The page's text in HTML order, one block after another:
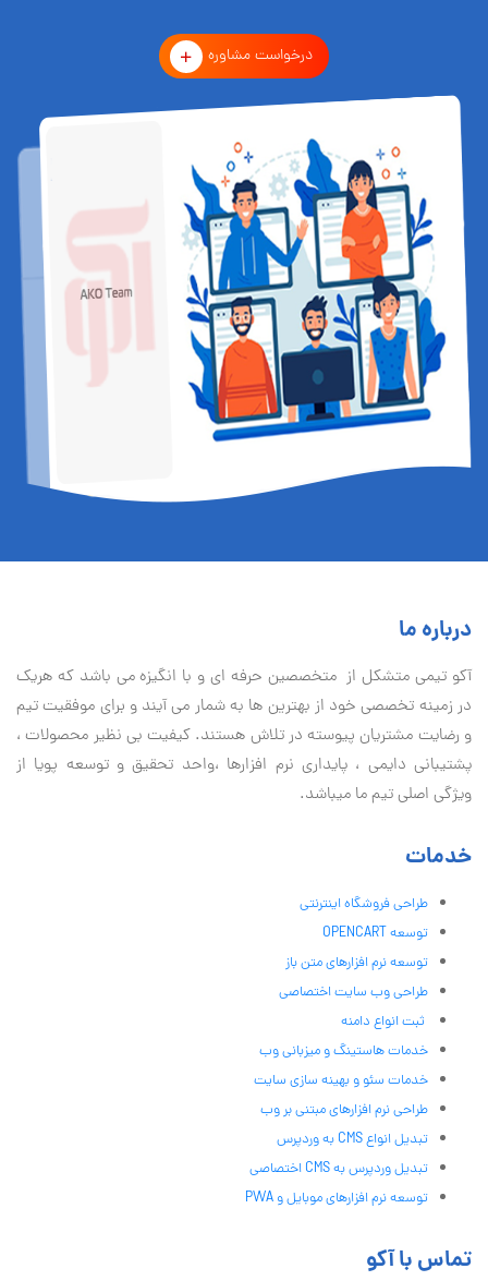
درخواست مشاوره
درباره ما
آكو تيمی متشکل از متخصصین حرفه ای و با انگیزه می باشد که هریک
در زمینه تخصصی خود از بهترین ها به شمار می آیند و برای موفقیت تيم
و رضایت مشتریان پیوسته در تلاش هستند. کیفیت بی نظير محصولات ،
پشتیبانی دايمی ، پایداری نرم افزارها ،واحد تحقیق و توسعه پویا از
ویژگی اصلی تیم ما میباشد.
خدمات
طراحی فروشگاه اینترنتی
توسعه OPENCART
توسعه نرم افزارهای متن باز
طراحی وب سایت اختصاصی
ثبت انواع دامنه
خدمات هاستینگ و میزبانی وب
خدمات سئو و بهینه سازی سایت
طراحی نرم افزارهای مبتنی بر وب
تبدیل انواع CMS به وردپرس
تبدیل وردپرس به CMS اختصاصی
توسعه نرم افزارهای موبایل و PWA
تماس با آکو